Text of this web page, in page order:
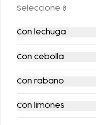
COMBO POZOLE +
PERSONAS)
Seleccione 8
Con lechuga
Con cebolla
Con rabano
Con limones